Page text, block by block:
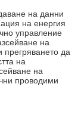
на данни
на енергия
управление
на
прегряването да
на
на
проводими